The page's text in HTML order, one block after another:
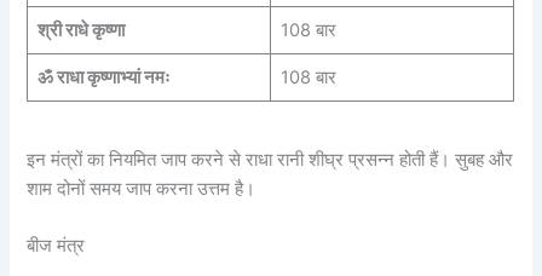
श्री राधे कृष्णा 108 बार
ॐ राधा कृष्णाभ्यां नमः 108 बार
इन मंत्रों का नियमित जाप करने से राधा रानी शीघ्र प्रसन्न होती हैं। सुबह और
शाम दोनों समय जाप करना उत्तम है।
बीज मंत्र